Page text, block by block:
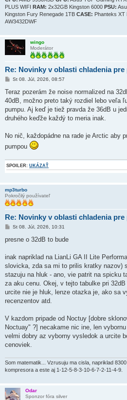
k
PLUS WIFI RAM: 2x32GB Kingston 6000 PSU:
Kingston Fury Renegade 1TB CASE: Phanteks XT
AW3432DWF
wingo
Moderátor
Re: Novinky v oblasti chladenia
P
í
p
e
o
St 08. Júl, 2026, 08:57
Teraz pozerám že noise normalized na
40dB, možno preto taký rozdiel lebo veľa
pumpu. Aj keď je tiež pravda že 36dB u
druhého keďže každý to meria inak.
No nič, každopádne na rade je Arctic aby
pumpou
SPOILER: UKÁZAŤ
mp3turbo
Pokročilý používateľ
Re: Novinky v oblasti chladenia
P
í
e
o
k
St 08. Júl, 2026, 10:31
presne o 32dB to bude
inak napriklad na LianLi GA II Lite
slovicka, zda sa mi to prilis kratky nazov)
stazuju na hluk - ano, vie patrit na spicku
za aku cenu. Okej, v tejto tabulke pri
urcite nie je hluk, lenze otazka je, ako sa
recenzentov atd.
V kazdom pripade od Noctuy [dobre
Noctuay" ?] necakame nic ine, len
velmi dobry az vyborny vysledok a urcite
cenoviek.
Som matematik... Vzrusuju ma cisla, napriklad
kompresora a este aj 1-12-5-8-3-10-6-7-2-11-4-9.
Odar
Sponzor fóra silver